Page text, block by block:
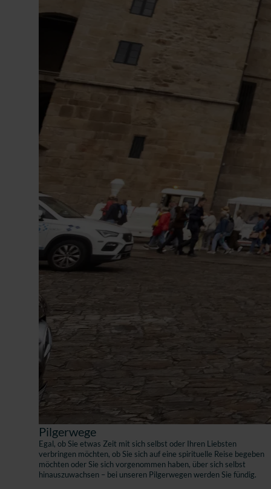
Pilgerwege
Egal, ob Sie etwas Zeit mit sich selbst oder Ihren Liebsten
verbringen möchten, ob Sie sich auf eine spirituelle Reise begeben
möchten oder Sie sich vorgenommen haben, über sich selbst
hinauszuwachsen – bei unseren Pilgerwegen werden Sie fündig.